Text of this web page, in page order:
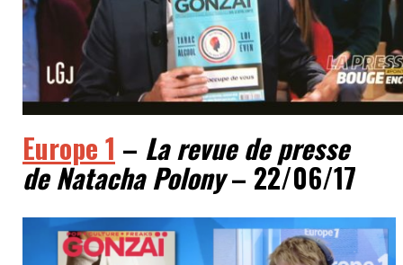
Europe 1 – La revue de presse
de Natacha Polony– 22/06/17